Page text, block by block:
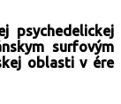
psychedelickej
surfovým
oblasti v ére